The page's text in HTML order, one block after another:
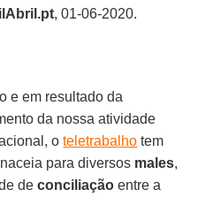
, 01-06-2020.
e em resultado da
da nossa atividade
oteletrabalho tem
para diversos males,
deconciliação entre a